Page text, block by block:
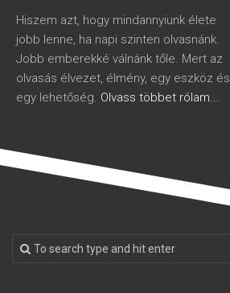
Hiszem azt, hogy mindannyiunk élete
jobb lenne, ha napi szinten olvasnánk.
Jobb emberekké válnánk tőle. Mert az
olvasás élvezet, élmény, egy eszköz és
egy lehetőség. Olvass többet rólam...